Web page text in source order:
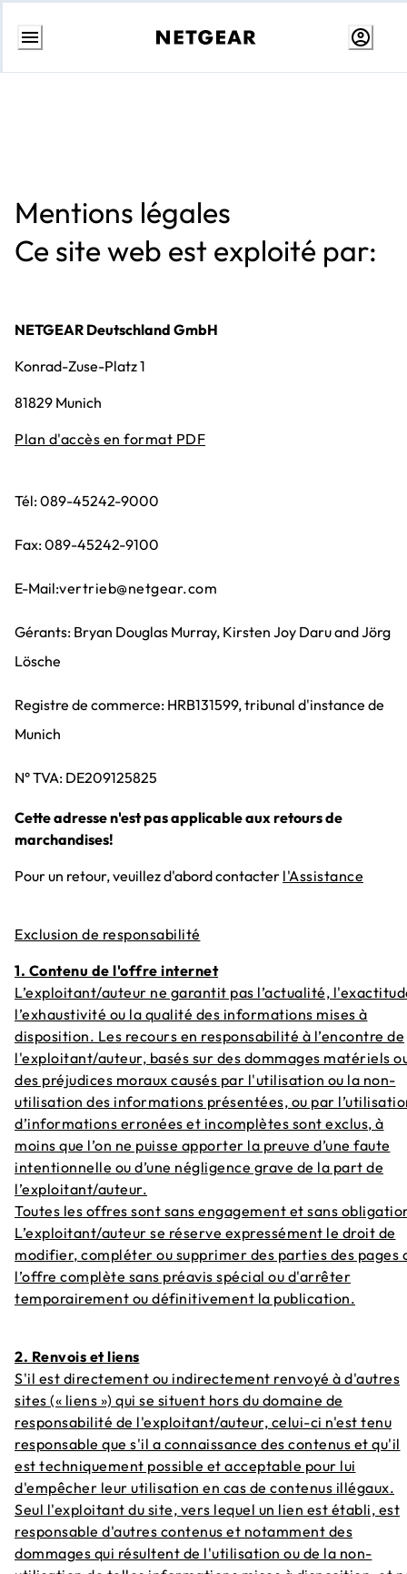
Skip
Mentions légales
Ce site web est exploité par:
NETGEAR Deutschland GmbH
Konrad-Zuse-Platz 1
81829 Munich
Plan d'accès en format PDF
Tél: 089-45242-9000
Fax: 089-45242-9100
E-Mail:vertrieb@netgear.com
Gérants: Bryan Douglas Murray, Kirsten Joy Daru and Jörg
Lösche
Registre de commerce: HRB131599, tribunal d'instance de
Munich
N° TVA: DE209125825
Cette adresse n'est pas applicable aux retours de
marchandises!
Pour un retour, veuillez d'abord contacter l'Assistance
Exclusion de responsabilité
1. Contenu de l'offre internet
L’exploitant/auteur ne garantit pas l’actualité,
l’exhaustivité ou la qualité des informations mises à
disposition. Les recours en responsabilité à l’encontre de
l'exploitant/auteur, basés sur des dommages matériels
des préjudices moraux causés par l'utilisation ou la non-
utilisation des informations présentées, ou par
d’informations erronées et incomplètes sont exclus, à
moins que l’on ne puisse apporter la preuve d’une faute
intentionnelle ou d’une négligence grave de la part de
l’exploitant/auteur.
Toutes les offres sont sans engagement et sans
L’exploitant/auteur se réserve expressément le droit de
modifier, compléter ou supprimer des parties des pages
l’offre complète sans préavis spécial ou d'arrêter
temporairement ou définitivement la publication.
2. Renvois et liens
S'il est directement ou indirectement renvoyé à d'autres
sites (« liens ») qui se situent hors du domaine de
responsabilité de l'exploitant/auteur, celui-ci n'est tenu
responsable que s'il a connaissance des contenus et qu'il
est techniquement possible et acceptable pour lui
d'empêcher leur utilisation en cas de contenus illégaux.
Seul l'exploitant du site, vers lequel un lien est établi, est
responsable d'autres contenus et notamment des
dommages qui résultent de l'utilisation ou de la non-